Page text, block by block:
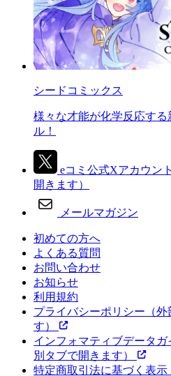
シードコミックス
様々な才能が化学反応す
ル！
eコミ公式Xアカウント
開きます）
メールマガジン
初めての方へ
よくある質問
お問い合わせ
お知らせ
利用規約
プライバシーポリシー （
す）
インフォマティブデータガ
別タブで開きます）
特定商取引法に基づく表示